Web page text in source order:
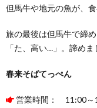
但馬牛や地元の魚が、食
旅の最後は但馬牛で締
「た、高い…」。諦めま
春来そばてっぺん
営業時間： 11:00～